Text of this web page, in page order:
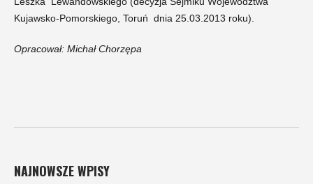
Kujawsko-Pomorskiego, Toruń dnia 25.03.2013 roku).
Opracował: Michał Chorzępa
NAJNOWSZE WPISY